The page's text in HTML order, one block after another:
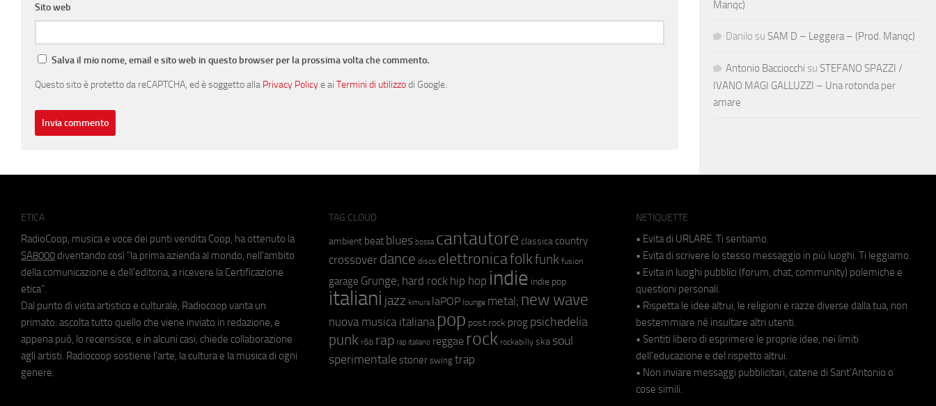
Sito web
Salva il mio nome, email e sito web in questo browser per la prossima volta che commento.
Questo sito è protetto da reCAPTCHA, ed è soggetto alla Privacy Policye ai Termini di utilizzodi Google.
Manqc)
Danilo su SAM D – Leggera – (Prod. Manqc)
Antonio Bacciocchi su STEFANO SPAZZI /
IVANO MAGI GALLUZZI – Una rotonda per
amare
ETICA
RadioCoop, musica e voce dei punti vendita Coop, ha ottenuto la
SA8000 diventando così "la prima azienda al mondo, nell'ambito
della comunicazione e dell'editoria, a ricevere la Certificazione
etica".
Dal punto di vista artistico e culturale, Radiocoop vanta un
primato: ascolta tutto quello che viene inviato in redazione, e
appena può, lo recensisce, e in alcuni casi, chiede collaborazione
agli artisti. Radiocoop sostiene l'arte, la cultura e la musica di ogni
genere.
TAG CLOUD
ambient beat blues bossa cantautore classica country
crossover dance disco elettronicafolkfunk fusion
garage Grunge; hard rock hip hop indie indie pop
italiani jazz kimura laPOP lounge metal; new wave
nuova musica italiana pop post rock prog psichedelia
punk r&b rap rap italiano reggae rock rockabilly ska soul
sperimentale stoner swing trap
NETIQUETTE
• Evita di URLARE. Ti sentiamo.
• Evita di scrivere lo stesso messaggio in più luoghi. Ti leggiamo.
• Evita in luoghi pubblici (forum, chat, community) polemiche e
questioni personali.
• Rispetta le idee altrui, le religioni e razze diverse dalla tua, non
bestemmiare né insultare altri utenti.
• Sentiti libero di esprimere le proprie idee, nei limiti
dell'educazione e del rispetto altrui.
• Non inviare messaggi pubblicitari, catene di Sant'Antonio o
cose simili.